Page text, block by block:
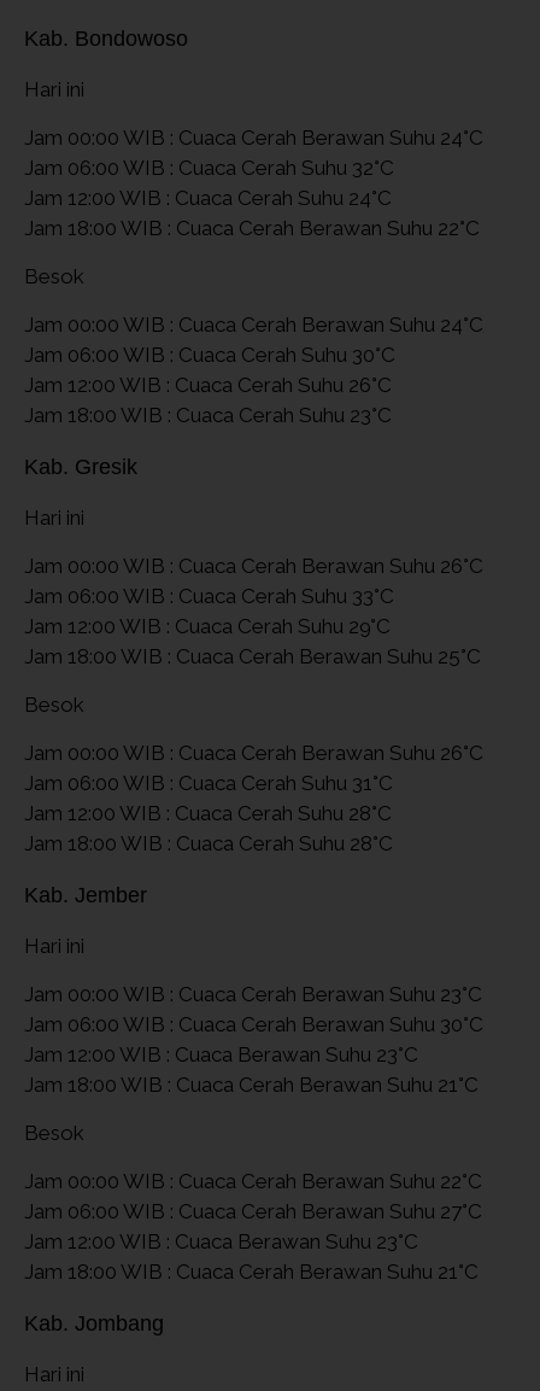
Kab. Bondowoso
Hari ini
Jam 00:00 WIB : Cuaca Cerah Berawan Suhu 24°C
Jam 06:00 WIB : Cuaca Cerah Suhu 32°C
Jam 12:00 WIB : Cuaca Cerah Suhu 24°C
Jam 18:00 WIB : Cuaca Cerah Berawan Suhu 22°C
Besok
Jam 00:00 WIB : Cuaca Cerah Berawan Suhu 24°C
Jam 06:00 WIB : Cuaca Cerah Suhu 30°C
Jam 12:00 WIB : Cuaca Cerah Suhu 26°C
Jam 18:00 WIB : Cuaca Cerah Suhu 23°C
Kab. Gresik
Hari ini
Jam 00:00 WIB : Cuaca Cerah Berawan Suhu 26°C
Jam 06:00 WIB : Cuaca Cerah Suhu 33°C
Jam 12:00 WIB : Cuaca Cerah Suhu 29°C
Jam 18:00 WIB : Cuaca Cerah Berawan Suhu 25°C
Besok
Jam 00:00 WIB : Cuaca Cerah Berawan Suhu 26°C
Jam 06:00 WIB : Cuaca Cerah Suhu 31°C
Jam 12:00 WIB : Cuaca Cerah Suhu 28°C
Jam 18:00 WIB : Cuaca Cerah Suhu 28°C
Kab. Jember
Hari ini
Jam 00:00 WIB : Cuaca Cerah Berawan Suhu 23°C
Jam 06:00 WIB : Cuaca Cerah Berawan Suhu 30°C
Jam 12:00 WIB : Cuaca Berawan Suhu 23°C
Jam 18:00 WIB : Cuaca Cerah Berawan Suhu 21°C
Besok
Jam 00:00 WIB : Cuaca Cerah Berawan Suhu 22°C
Jam 06:00 WIB : Cuaca Cerah Berawan Suhu 27°C
Jam 12:00 WIB : Cuaca Berawan Suhu 23°C
Jam 18:00 WIB : Cuaca Cerah Berawan Suhu 21°C
Kab. Jombang
Hari ini